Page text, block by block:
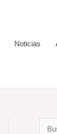
Noticias